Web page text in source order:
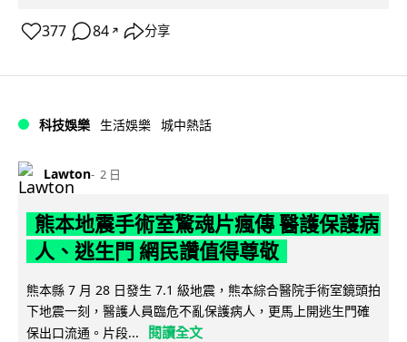
377 84 ↗ 分享
科技娛樂 生活娛樂 城中熱話
Lawton 2 日
熊本地震手術室驚魂片瘋傳 醫護保護病
人、逃生門 網民讚值得尊敬
熊本縣 7 月 28 日發生 7.1 級地震，熊本綜合醫院手術室鏡頭拍
下地震一刻，醫護人員臨危不亂保護病人，更馬上開逃生門確
保出口流通。片段...
閱讀全文